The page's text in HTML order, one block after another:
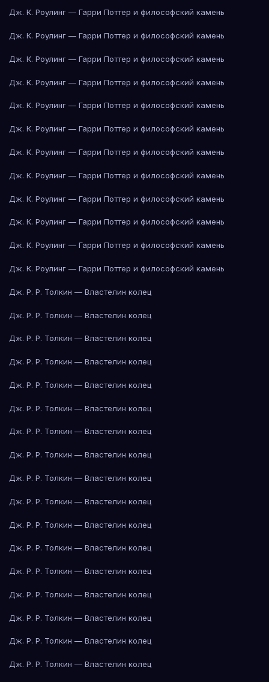
Дж. К. Роулинг — Гарри Поттер и философский камень
Дж. К. Роулинг — Гарри Поттер и философский камень
Дж. К. Роулинг — Гарри Поттер и философский камень
Дж. К. Роулинг — Гарри Поттер и философский камень
Дж. К. Роулинг — Гарри Поттер и философский камень
Дж. К. Роулинг — Гарри Поттер и философский камень
Дж. К. Роулинг — Гарри Поттер и философский камень
Дж. К. Роулинг — Гарри Поттер и философский камень
Дж. К. Роулинг — Гарри Поттер и философский камень
Дж. К. Роулинг — Гарри Поттер и философский камень
Дж. К. Роулинг — Гарри Поттер и философский камень
Дж. К. Роулинг — Гарри Поттер и философский камень
Дж. Р. Р. Толкин — Властелин колец
Дж. Р. Р. Толкин — Властелин колец
Дж. Р. Р. Толкин — Властелин колец
Дж. Р. Р. Толкин — Властелин колец
Дж. Р. Р. Толкин — Властелин колец
Дж. Р. Р. Толкин — Властелин колец
Дж. Р. Р. Толкин — Властелин колец
Дж. Р. Р. Толкин — Властелин колец
Дж. Р. Р. Толкин — Властелин колец
Дж. Р. Р. Толкин — Властелин колец
Дж. Р. Р. Толкин — Властелин колец
Дж. Р. Р. Толкин — Властелин колец
Дж. Р. Р. Толкин — Властелин колец
Дж. Р. Р. Толкин — Властелин колец
Дж. Р. Р. Толкин — Властелин колец
Дж. Р. Р. Толкин — Властелин колец
Дж. Р. Р. Толкин — Властелин колец